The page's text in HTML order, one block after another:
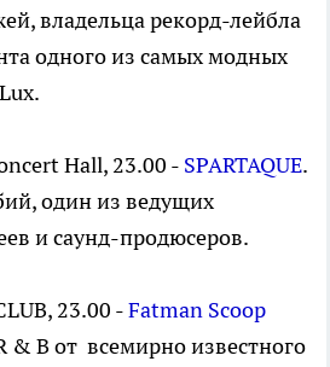
владельца рекорд-лейбла
одного из самых модных
Hall, 23.00 - SPARTAQUE.
один из ведущих
и саунд-продюсеров.
23.00 -Fatman Scoop
B от всемирно известного